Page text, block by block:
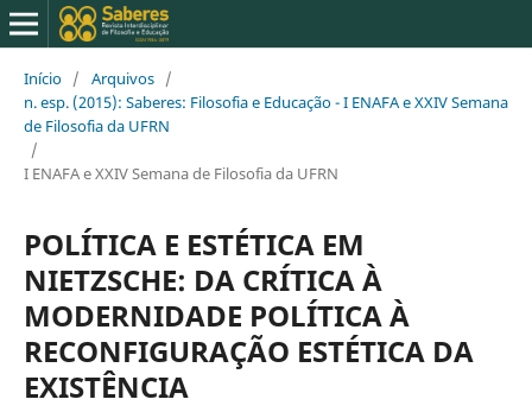
Início / Arquivos /
n. esp. (2015): Saberes: Filosofia e Educação - I ENAFA e XXIV Semana
de Filosofia da UFRN
/
I ENAFA e XXIV Semana de Filosofia da UFRN
POLÍTICA E ESTÉTICA EM
NIETZSCHE: DA CRÍTICA À
MODERNIDADE POLÍTICA À
RECONFIGURAÇÃO ESTÉTICA DA
EXISTÊNCIA